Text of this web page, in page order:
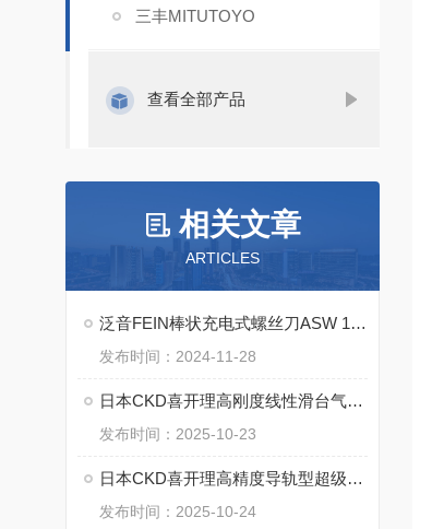
三丰MITUTOYO
查看全部产品
相关文章
ARTICLES
泛音FEIN棒状充电式螺丝刀ASW 18-45 PC的特点
发布时间：2024-11-28
日本CKD喜开理高刚度线性滑台气缸LCM系列详解【湖南中村】
发布时间：2025-10-23
日本CKD喜开理高精度导轨型超级无杆型气缸MRG2系列特点【湖南中村】
发布时间：2025-10-24